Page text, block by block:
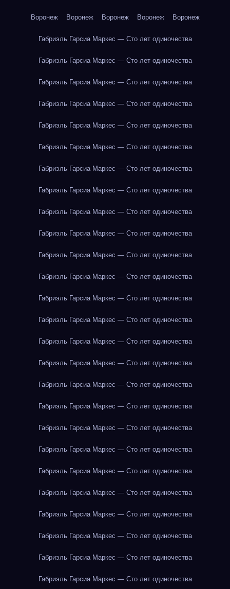
Воронеж Воронеж Воронеж Воронеж Воронеж
Габриэль Гарсиа Маркес — Сто лет одиночества
Габриэль Гарсиа Маркес — Сто лет одиночества
Габриэль Гарсиа Маркес — Сто лет одиночества
Габриэль Гарсиа Маркес — Сто лет одиночества
Габриэль Гарсиа Маркес — Сто лет одиночества
Габриэль Гарсиа Маркес — Сто лет одиночества
Габриэль Гарсиа Маркес — Сто лет одиночества
Габриэль Гарсиа Маркес — Сто лет одиночества
Габриэль Гарсиа Маркес — Сто лет одиночества
Габриэль Гарсиа Маркес — Сто лет одиночества
Габриэль Гарсиа Маркес — Сто лет одиночества
Габриэль Гарсиа Маркес — Сто лет одиночества
Габриэль Гарсиа Маркес — Сто лет одиночества
Габриэль Гарсиа Маркес — Сто лет одиночества
Габриэль Гарсиа Маркес — Сто лет одиночества
Габриэль Гарсиа Маркес — Сто лет одиночества
Габриэль Гарсиа Маркес — Сто лет одиночества
Габриэль Гарсиа Маркес — Сто лет одиночества
Габриэль Гарсиа Маркес — Сто лет одиночества
Габриэль Гарсиа Маркес — Сто лет одиночества
Габриэль Гарсиа Маркес — Сто лет одиночества
Габриэль Гарсиа Маркес — Сто лет одиночества
Габриэль Гарсиа Маркес — Сто лет одиночества
Габриэль Гарсиа Маркес — Сто лет одиночества
Габриэль Гарсиа Маркес — Сто лет одиночества
Габриэль Гарсиа Маркес — Сто лет одиночества